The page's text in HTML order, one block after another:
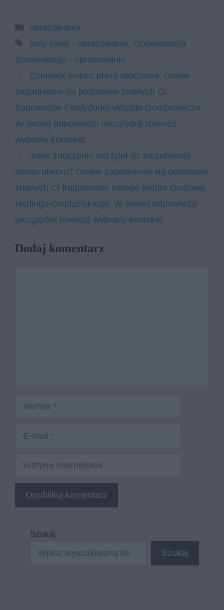
Kategorie
opracowania
Tagi
Inny świat - opracowanie, Opowiadania
Borowskiego - opracowanie
Człowiek wobec presji otoczenia. Omów
zagadnienie na podstawie znanych Ci
fragmentów Ferdydurke Witolda Gombrowicza.
W swojej odpowiedzi uwzględnij również
wybrany kontekst.
Jakie znaczenie ma tytuł do zrozumienia
sensu utworu? Omów zagadnienie na podstawie
znanych Ci fragmentów Innego świata Gustawa
Herlinga-Grudzińskiego. W swojej odpowiedzi
uwzględnij również wybrany kontekst.
Dodaj komentarz
Nazwa
Witryna
Szukaj
Szukaj